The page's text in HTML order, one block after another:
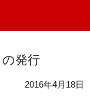
発行
2016年4月18日